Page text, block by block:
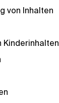
von Inhalten
Kinderinhalten